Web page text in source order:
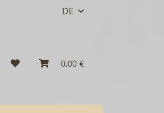
DE
0,00 €